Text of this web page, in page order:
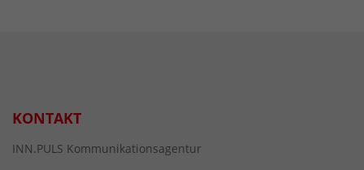
KONTAKT
INN.PULS Kommunikationsagentur